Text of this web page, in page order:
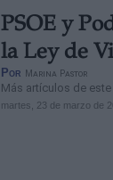
PSOE y
la Ley de
Por Marina Pastor
Más artículos de
martes, 23 de marzo de